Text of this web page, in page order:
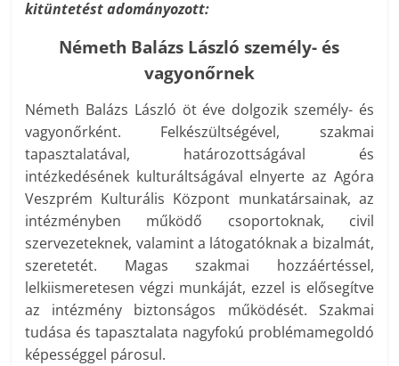
kitüntetést adományozott:
Németh Balázs László személy- és
vagyonőrnek
Németh Balázs László öt éve dolgozik személy- és
vagyonőrként. Felkészültségével, szakmai
tapasztalatával, határozottságával és
intézkedésének kulturáltságával elnyerte az Agóra
Veszprém Kulturális Központ munkatársainak, az
intézményben működő csoportoknak, civil
szervezeteknek, valamint a látogatóknak a bizalmát,
szeretetét. Magas szakmai hozzáértéssel,
lelkiismeretesen végzi munkáját, ezzel is elősegítve
az intézmény biztonságos működését. Szakmai
tudása és tapasztalata nagyfokú problémamegoldó
képességgel párosul.